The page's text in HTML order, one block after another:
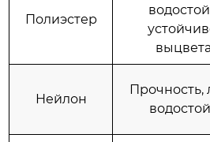
Полиэстер
Нейлон
Прочность,